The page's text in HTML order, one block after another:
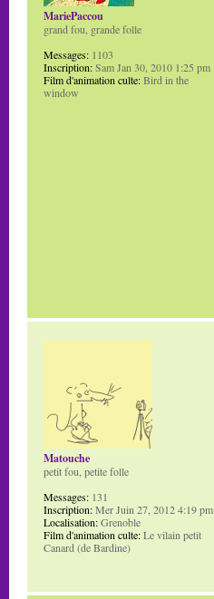
MariePaccou
grand fou, grande folle
Messages: 1103
Inscription:Sam Jan 30, 2010 1:25 pm
Film d'animation culte:Bird in the
window
Matouche
petit fou, petite folle
Messages: 131
Inscription:Mer Juin 27, 2012 4:19 pm
Localisation:Grenoble
Film d'animation culte:Le vilain petit
Canard (de Bardine)